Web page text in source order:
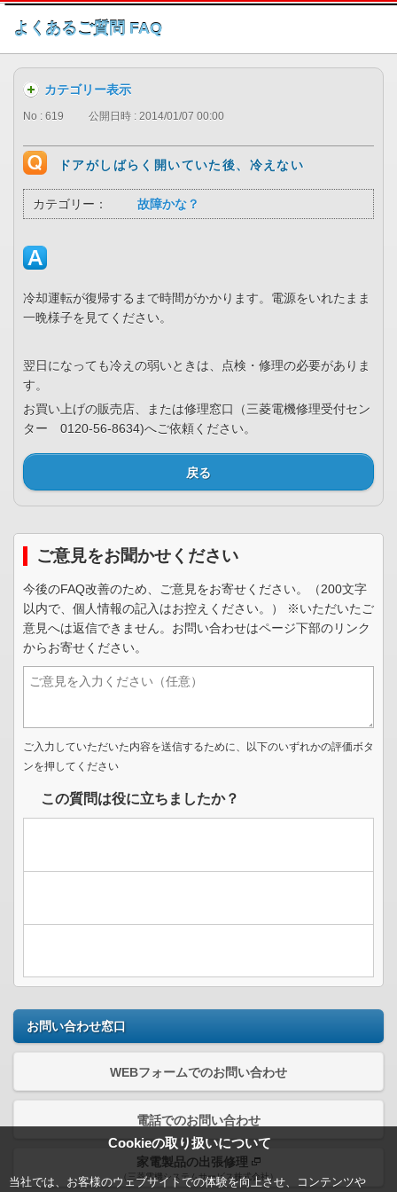
このページの本文へ
よくあるご質問 FAQ
Cookieの取り扱いについて
当社では、お客様のウェブサイトでの体験を向上させ、コンテンツや
カテゴリー表示
No : 619 公開日時 : 2014/01/07 00:00
ドアがしばらく開いていた後、冷えない
カテゴリー： 故障かな？
冷却運転が復帰するまで時間がかかります。電源をいれたまま
一晩様子を見てください。
翌日になっても冷えの弱いときは、点検・修理の必要がありま
す。
お買い上げの販売店、または修理窓口（三菱電機修理受付セン
ター 0120-56-8634)へご依頼ください。
戻る
ご意見をお聞かせください
今後のFAQ改善のため、ご意見をお寄せください。（200文字
以内で、個人情報の記入はお控えください。） ※いただいたご
意見へは返信できません。お問い合わせはページ下部のリンク
からお寄せください。
ご入力していただいた内容を送信するために、以下のいずれかの評価ボタ
ンを押してください
この質問は役に立ちましたか？
お問い合わせ窓口
WEBフォームでのお問い合わせ
電話でのお問い合わせ
家電製品の出張修理
（三菱電機システムサービス株式会社）